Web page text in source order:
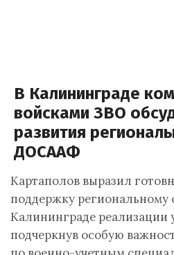
В Калининграде
войсками ЗВО
развития
ДОСААФ
Картаполов выразил
поддержку
Калининграде реализации
подчеркнув особую